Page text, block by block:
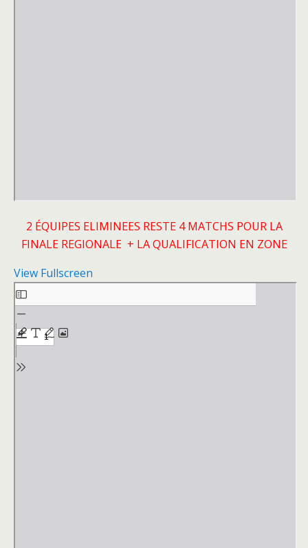
2 ÉQUIPES ELIMINEES RESTE 4 MATCHS POUR LA
FINALE REGIONALE + LA QUALIFICATION EN ZONE
View Fullscreen